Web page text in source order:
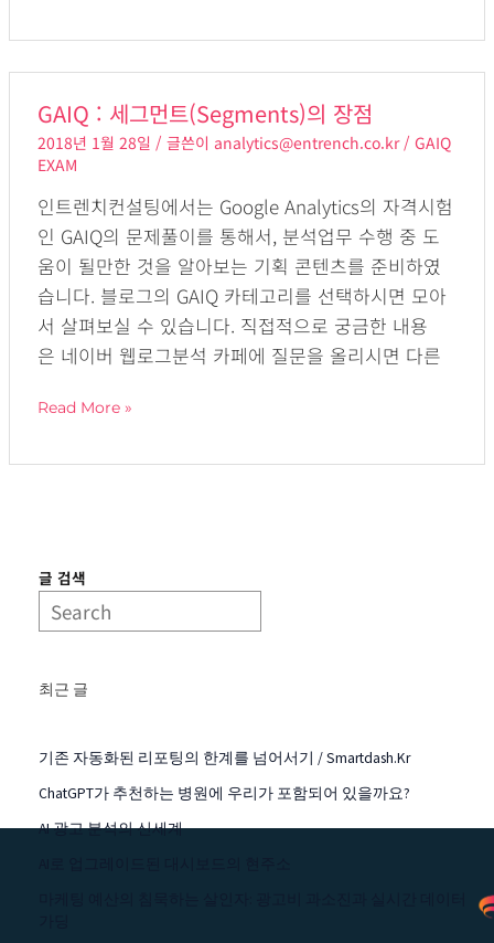
GAIQ : 세그먼트(Segments)의 장점
2018년 1월 28일/ 글쓴이 analytics@entrench.co.kr/GAIQ
EXAM
인트렌치컨설팅에서는 Google Analytics의 자격시험
인 GAIQ의 문제풀이를 통해서, 분석업무 수행 중 도
움이 될만한 것을 알아보는 기획 콘텐츠를 준비하였
습니다. 블로그의 GAIQ 카테고리를 선택하시면 모아
서 살펴보실 수 있습니다. 직접적으로 궁금한 내용
은 네이버 웹로그분석 카페에 질문을 올리시면 다른
:
세
그
먼
트
(Segments)
의
장
점
Read More »
글 검색
최근 글
기존 자동화된 리포팅의 한계를 넘어서기 / Smartdash.kr
ChatGPT가 추천하는 병원에 우리가 포함되어 있을까요?
AI 광고 분석의 신세계